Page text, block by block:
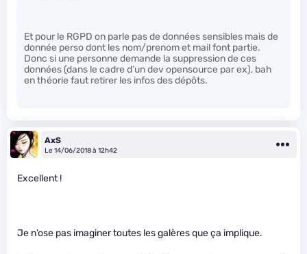
Et pour le RGPD on parle pas de données sensibles mais de
donnée perso dont les nom/prenom et mail font partie.
Donc si une personne demande la suppression de ces
données (dans le cadre d’un dev opensource par ex), bah
en théorie faut retirer les infos des dépôts.
AxS
Le 14/06/2018 à 12h42
Excellent !
Je n’ose pas imaginer toutes les galères que ça implique.